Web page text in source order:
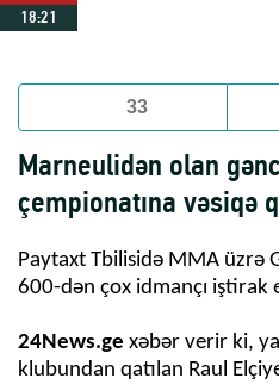
18:21
33
Marneulidən olan
çempionatına vəsiqə
Paytaxt Tbilisidə MMA üzrə
600-dən çox idmançı iştirak
24News.ge xəbər verir ki,
klubundan qatılan Raul